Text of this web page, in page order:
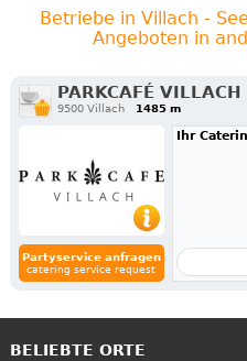
Betriebe in Villach -
Angeboten in
PARKCAFÉ
9500 Villach 1485 m
Partyservice anfragen
catering service request
Ihr
BELIEBTE ORTE